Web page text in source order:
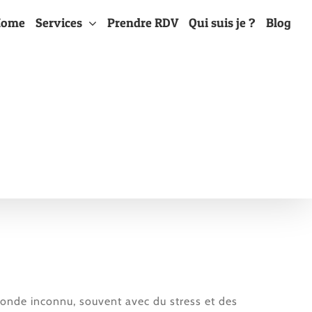
Services Prendre RDV Qui suis je ? Blog
inconnu, souvent avec du stress et des